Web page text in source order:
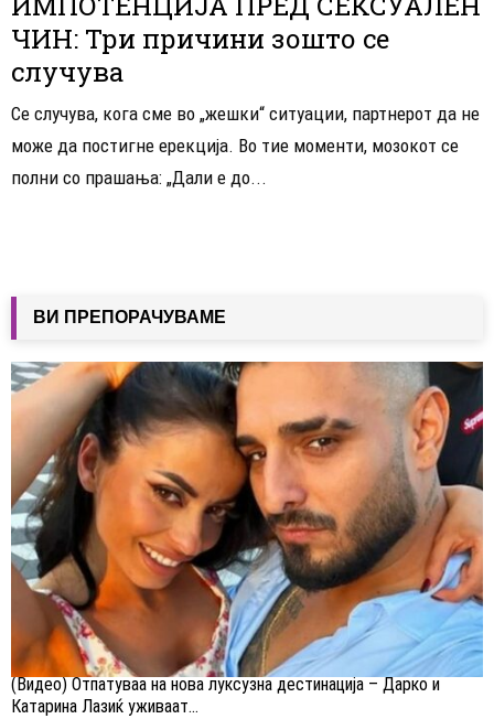
ЧИН: Три причини зошто се
случува
Се случува, кога сме во „жешки“ ситуации, партнерот да не
може да постигне ерекција. Во тие моменти, мозокот се
полни со прашања: „Дали е до...
ВИ ПРЕПОРАЧУВАМЕ
(Видео) Отпатуваа на нова луксузна дестинација – Дарко и
Катарина Лазиќ уживаат...